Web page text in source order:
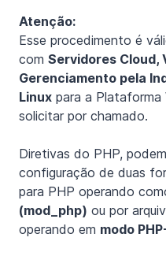
Atenção:
Esse procedimento é
com Servidores Cloud,
Gerenciamento pela
Linux para a Plataforma
solicitar por chamado.
Diretivas do PHP,
configuração de duas
para PHP operando
(mod_php) ou por
operando em modo